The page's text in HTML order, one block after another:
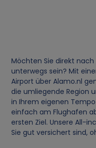
Möchten Sie direkt
unterwegs sein? Mit
Airport über Alamo.nl
die umliegende Region
in Ihrem eigenen
einfach am Flughafen
ersten Ziel. Unsere All-
Sie gut versichert sind,